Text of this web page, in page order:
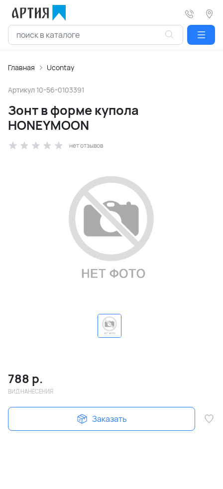
Главная Ucontay
Артикул 10-56-0103391
Зонт в форме купола
HONEYMOON
нет отзывов
788 р.
ВИД НАНЕСЕНИЯ
Заказать